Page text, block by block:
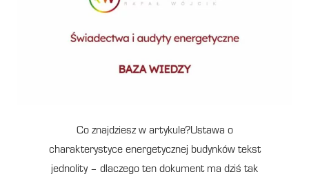
Co znajdziesz w artykule?Ustawa o
charakterystyce energetycznej budynków tekst
jednolity – dlaczego ten dokument ma dziś tak